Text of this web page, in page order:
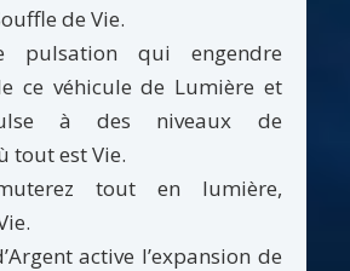
de Vie.
pulsation qui engendre
ce véhicule de Lumière et
à des niveaux de
tout est Vie.
tout en lumière,
active l’expansion de